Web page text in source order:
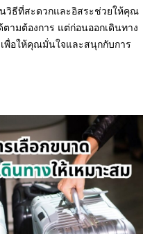
นวิธีที่สะดวกและอิสระช่วยให้คุณ
ามต้องการ แต่ก่อนออกเดินทาง
พื่อให้คุณมั่นใจและสนุกกับการ